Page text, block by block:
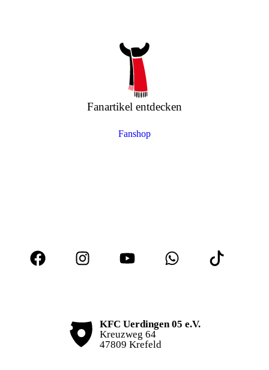
Fanartikel entdecken
Fanshop
KFC Uerdingen 05 e.V.
Kreuzweg 64
47809 Krefeld